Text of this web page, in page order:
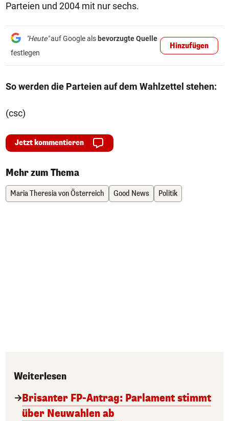
Parteien und 2004 mit nur sechs.
"Heute"auf Google als bevorzugte Quelle
festlegen
Hinzufügen
So werden die Parteien auf dem Wahlzettel stehen:
(csc)
Jetzt kommentieren
Mehr zum Thema
Maria Theresia von Österreich Good News Politik
Weiterlesen
Brisanter FP-Antrag: Parlament stimmt
über Neuwahlen ab